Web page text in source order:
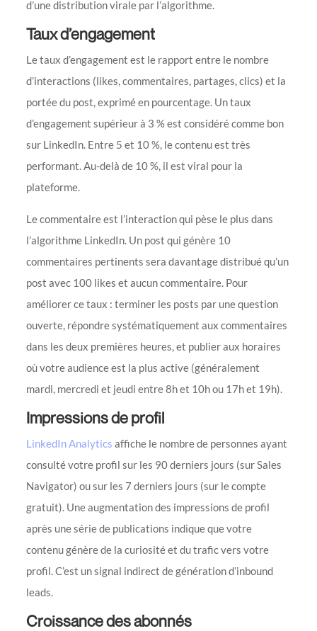
d’une distribution virale par l’algorithme.
Taux d’engagement
Le taux d’engagement est le rapport entre le nombre
d’interactions (likes, commentaires, partages, clics) et la
portée du post, exprimé en pourcentage. Un taux
d’engagement supérieur à 3 % est considéré comme bon
sur LinkedIn. Entre 5 et 10 %, le contenu est très
performant. Au-delà de 10 %, il est viral pour la
plateforme.
Le commentaire est l’interaction qui pèse le plus dans
l’algorithme LinkedIn. Un post qui génère 10
commentaires pertinents sera davantage distribué qu’un
post avec 100 likes et aucun commentaire. Pour
améliorer ce taux : terminer les posts par une question
ouverte, répondre systématiquement aux commentaires
dans les deux premières heures, et publier aux horaires
où votre audience est la plus active (généralement
mardi, mercredi et jeudi entre 8h et 10h ou 17h et 19h).
Impressions de profil
LinkedIn Analytics affiche le nombre de personnes ayant
consulté votre profil sur les 90 derniers jours (sur Sales
Navigator) ou sur les 7 derniers jours (sur le compte
gratuit). Une augmentation des impressions de profil
après une série de publications indique que votre
contenu génère de la curiosité et du trafic vers votre
profil. C’est un signal indirect de génération d’inbound
leads.
Croissance des abonnés